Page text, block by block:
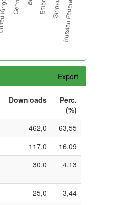
Export
Downloads
Perc.
(%)
462,0
63,55
117,0
16,09
30,0 4,13
25,0
3,44